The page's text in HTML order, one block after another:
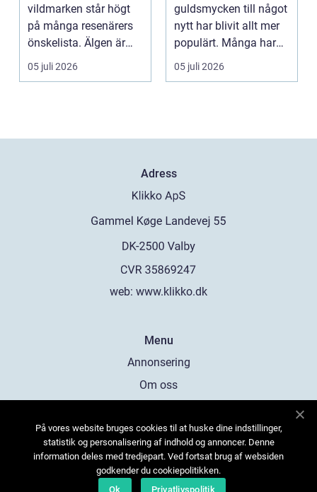
vildmarken står högt
på många resenärers
önskelista. Älgen är
Skandinaviens ikonis...
05 juli 2026
guldsmycken till något
nytt har blivit allt mer
populärt. Många har
ärvda ringar, ...
05 juli 2026
Adress
web: www.klikko.dk
Menu
Annonsering
Om oss
Kontakta oss
Sitemap
På vores website bruges cookies til at huske dine indstillinger,
statistik og personalisering af indhold og annoncer. Denne
information deles med tredjepart. Ved fortsat brug af websiden
godkender du cookiepolitikken.
Ok
Privatlivspolitik